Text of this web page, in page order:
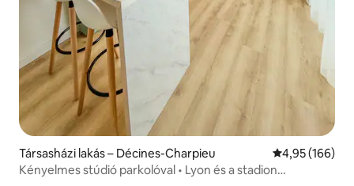
Társasházi lakás – Décines-Charpieu Átlagos
4,95 (166)
Kényelmes stúdió parkolóval • Lyon és a stadion